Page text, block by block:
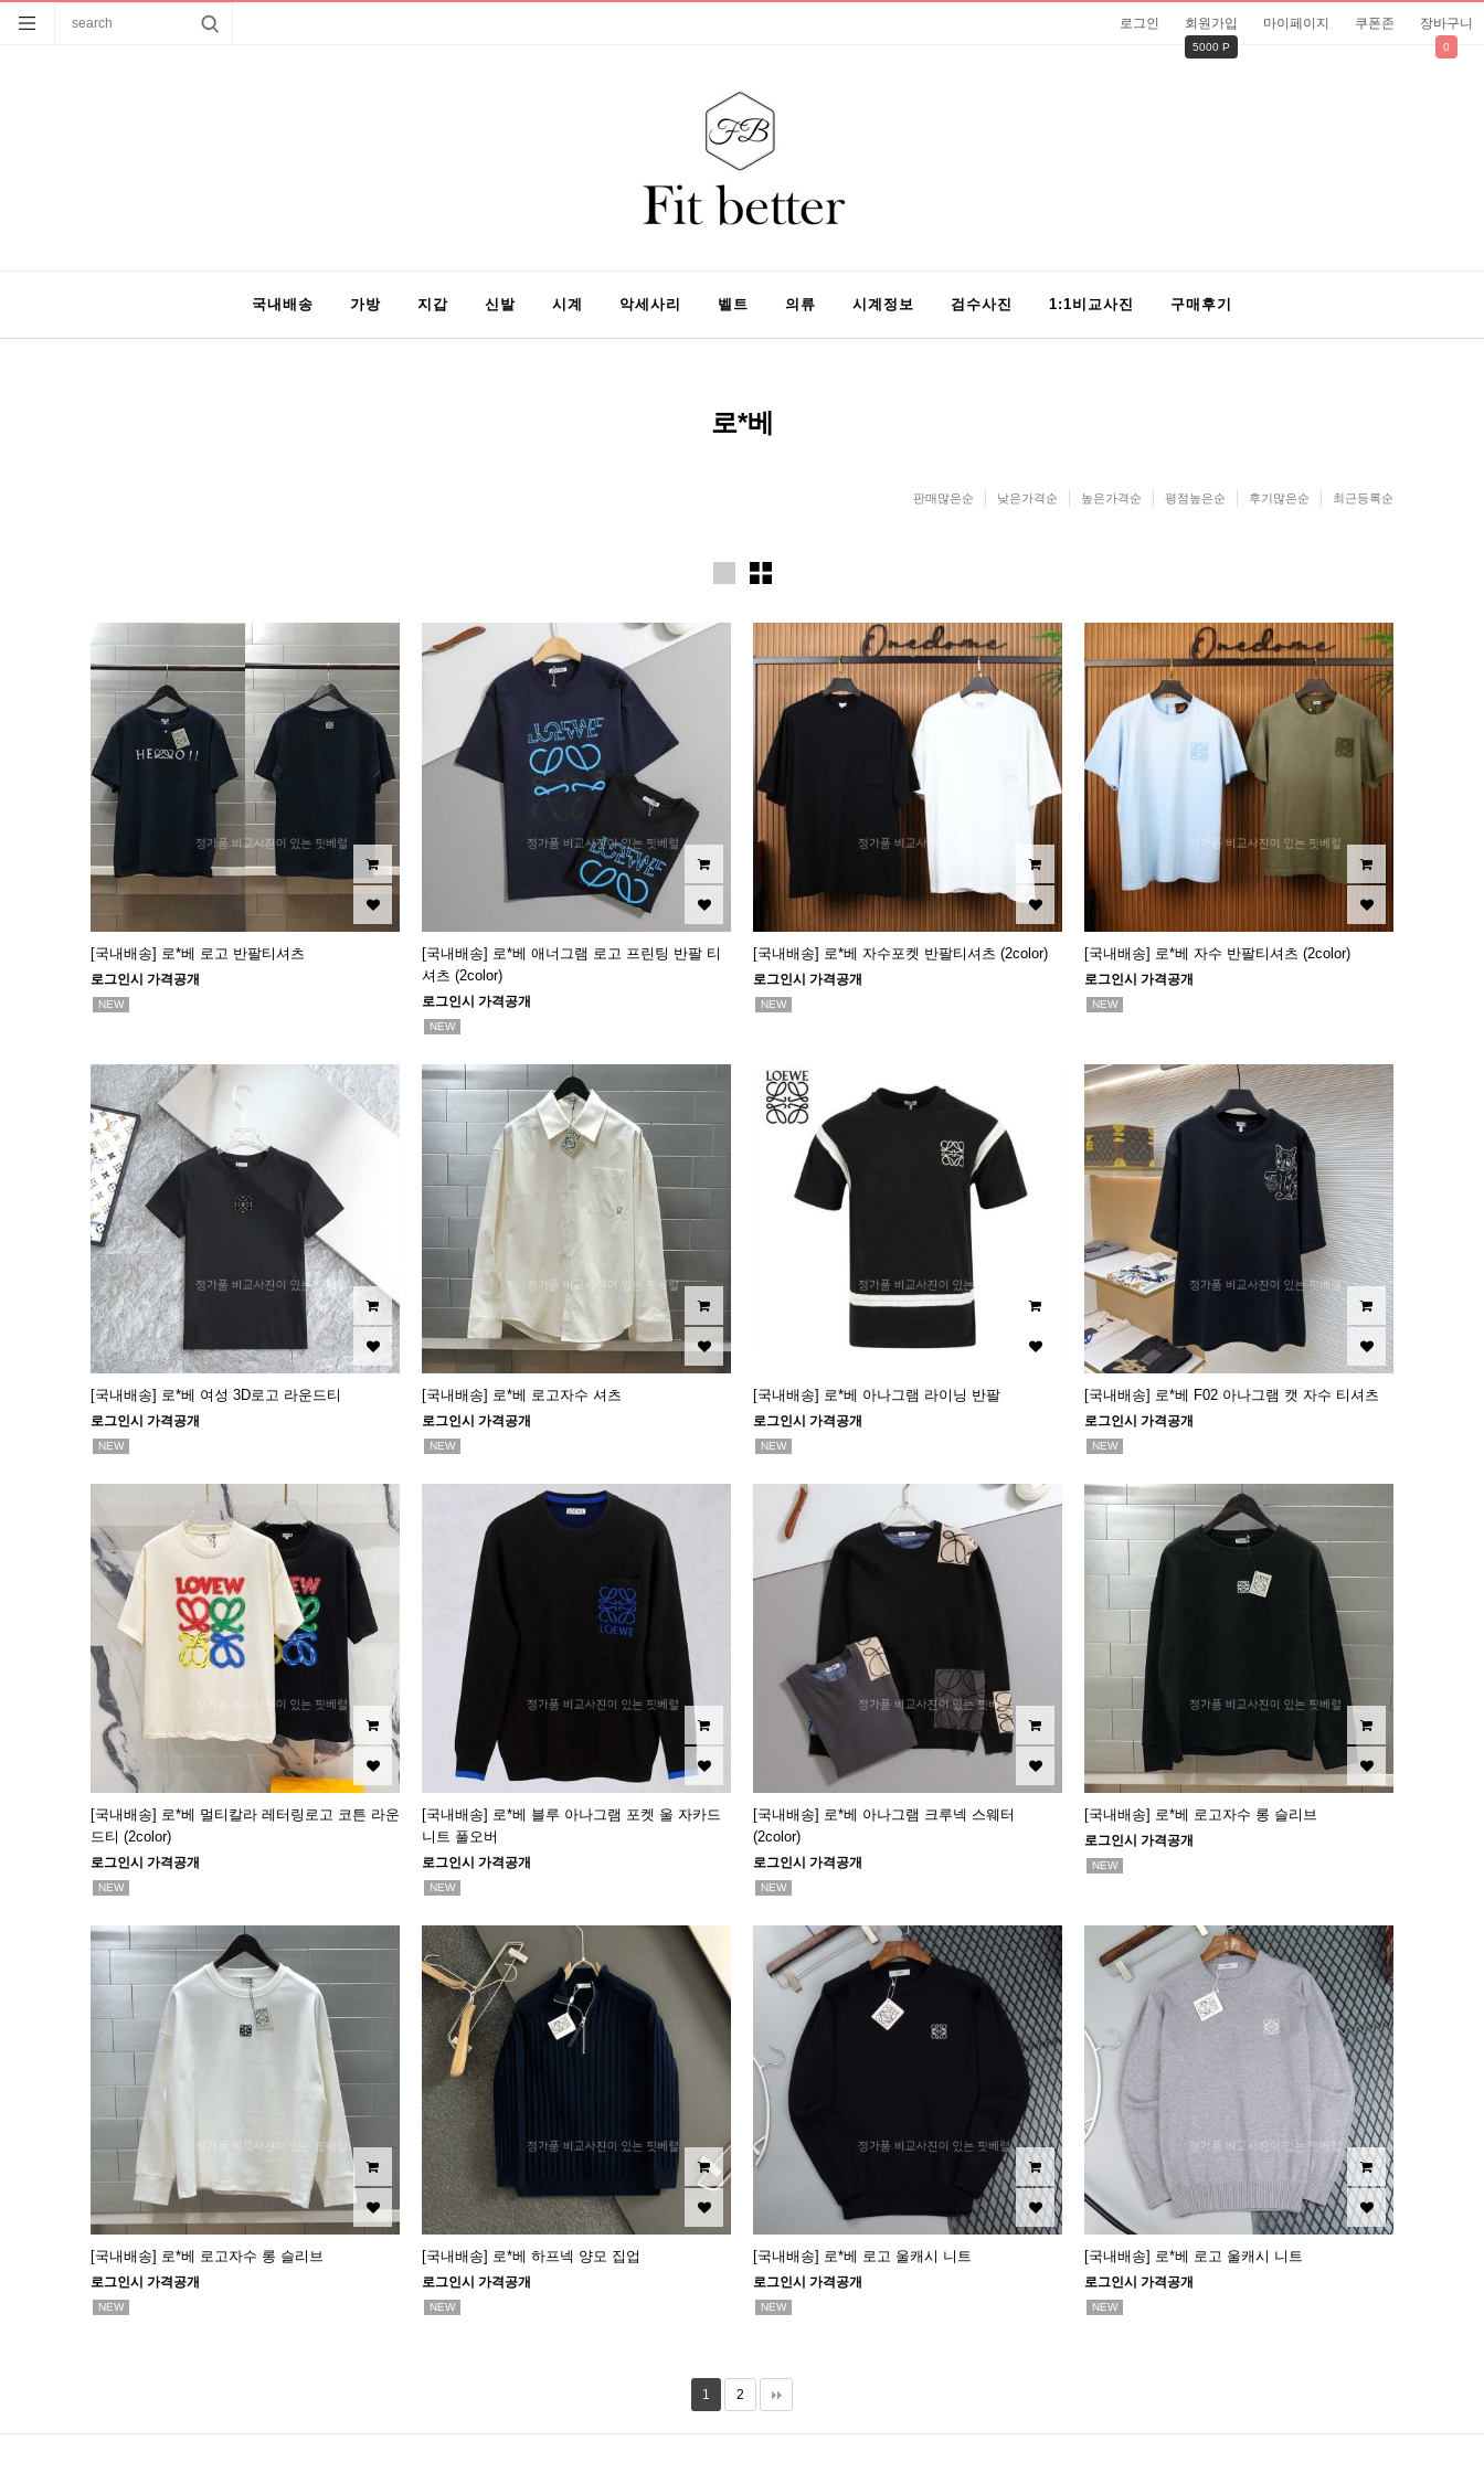
로그인 회원가입
5000 P
마이페이지 쿠폰존 장바구니
0
국내배송 가방 지갑 신발 시계 악세사리 벨트 의류 시계정보 검수사진 1:1비교사진 구매후기
로*베
판매많은순 낮은가격순 높은가격순 평점높은순 후기많은순 최근등록순
[국내배송] 로*베 로고 반팔티셔츠
로그인시 가격공개
NEW
[국내배송] 로*베 애너그램 로고 프린팅 반팔 티
셔츠 (2color)
로그인시 가격공개
NEW
[국내배송] 로*베 자수포켓 반팔티셔츠 (2color)
로그인시 가격공개
NEW
[국내배송] 로*베 자수 반팔티셔츠 (2color)
로그인시 가격공개
NEW
[국내배송] 로*베 여성 3D로고 라운드티
로그인시 가격공개
NEW
[국내배송] 로*베 로고자수 셔츠
로그인시 가격공개
NEW
[국내배송] 로*베 아나그램 라이닝 반팔
로그인시 가격공개
NEW
[국내배송] 로*베 F02 아나그램 캣 자수 티셔츠
로그인시 가격공개
NEW
[국내배송] 로*베 멀티칼라 레터링로고 코튼 라운
드티 (2color)
로그인시 가격공개
NEW
[국내배송] 로*베 블루 아나그램 포켓 울 자카드
니트 풀오버
로그인시 가격공개
NEW
[국내배송] 로*베 아나그램 크루넥 스웨터
(2color)
로그인시 가격공개
NEW
[국내배송] 로*베 로고자수 롱 슬리브
로그인시 가격공개
NEW
[국내배송] 로*베 로고자수 롱 슬리브
로그인시 가격공개
NEW
[국내배송] 로*베 하프넥 양모 집업
로그인시 가격공개
NEW
[국내배송] 로*베 로고 울캐시 니트
로그인시 가격공개
NEW
[국내배송] 로*베 로고 울캐시 니트
로그인시 가격공개
NEW
1 2